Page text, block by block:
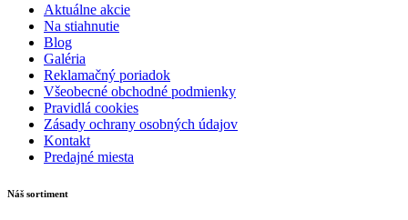
Aktuálne akcie
Na stiahnutie
Blog
Galéria
Reklamačný poriadok
Všeobecné obchodné podmienky
Pravidlá cookies
Zásady ochrany osobných údajov
Kontakt
Predajné miesta
Náš sortiment